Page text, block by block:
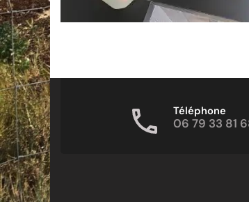
Téléphone
06 79 33 81